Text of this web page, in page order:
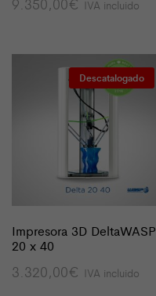
IVA incluido
Descatalogado
Impresora 3D DeltaWASP
20 x 40
3.320,00€ IVA incluido